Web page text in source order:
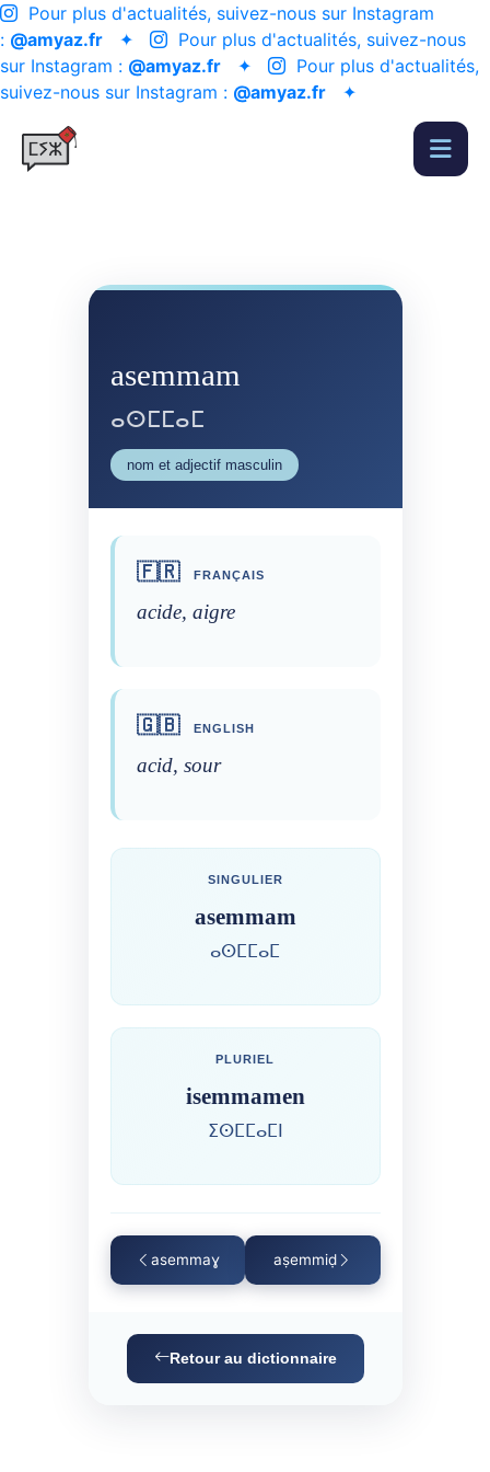
Pour plus d'actualités, suivez-nous sur Instagram
: @amyaz.fr ✦
Pour plus d'actualités, suivez-nous
sur Instagram : @amyaz.fr ✦
Pour plus d'actualités,
suivez-nous sur Instagram : @amyaz.fr ✦
asemmam
ⴰⵙⵎⵎⴰⵎ
nom et adjectif masculin
🇫🇷 FRANÇAIS
acide, aigre
🇬🇧 ENGLISH
acid, sour
SINGULIER
asemmam
ⴰⵙⵎⵎⴰⵎ
PLURIEL
isemmamen
ⵉⵙⵎⵎⴰⵎⵏ
asemmaɣ aṣemmiḍ
Retour au dictionnaire